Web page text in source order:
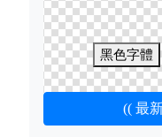
黑色字體
(( 最